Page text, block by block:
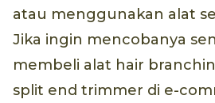
atau menggunakan alat
Jika ingin mencobanya
membeli alat hair
split end trimmer di e-